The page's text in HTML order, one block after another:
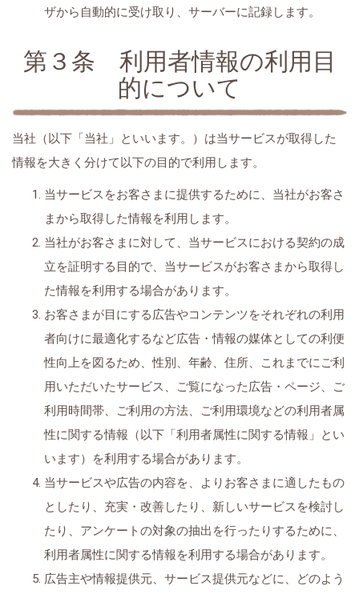
ザから自動的に受け取り、サーバーに記録します。
第３条 利用者情報の利用目
的について
当社（以下「当社」といいます。）は当サービスが取得した
情報を大きく分けて以下の目的で利用します。
当サービスをお客さまに提供するために、当社がお客さ
まから取得した情報を利用します。
当社がお客さまに対して、当サービスにおける契約の成
立を証明する目的で、当サービスがお客さまから取得し
た情報を利用する場合があります。
お客さまが目にする広告やコンテンツをそれぞれの利用
者向けに最適化するなど広告・情報の媒体としての利便
性向上を図るため、性別、年齢、住所、これまでにご利
用いただいたサービス、ご覧になった広告・ページ、ご
利用時間帯、ご利用の方法、ご利用環境などの利用者属
性に関する情報（以下「利用者属性に関する情報」とい
います）を利用する場合があります。
当サービスや広告の内容を、よりお客さまに適したもの
としたり、充実・改善したり、新しいサービスを検討し
たり、アンケートの対象の抽出を行ったりするために、
利用者属性に関する情報を利用する場合があります。
広告主や情報提供元、サービス提供元などに、どのよう